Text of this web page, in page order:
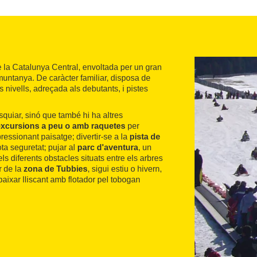
la Catalunya Central, envoltada per un gran
De caràcter familiar, disposa de
nivells, adreçada als debutants, i pistes
sinó que també hi ha altres
a peu o amb raquetes per
paisatge; divertir-se a la pista de
seguretat; pujar al parc d'aventura, un
diferents obstacles situats entre els arbres
de la zona de Tubbies, sigui estiu o hivern,
lliscant amb flotador pel tobogan